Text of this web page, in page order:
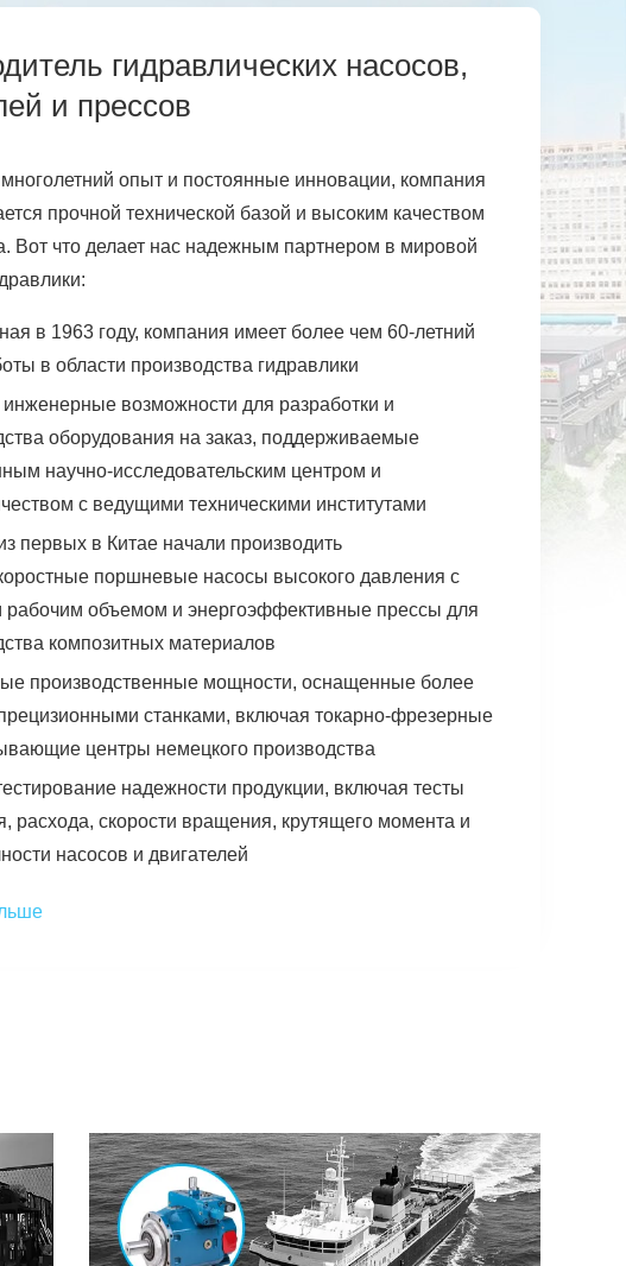
гидравлических насосов,
и прессов
опыт и постоянные инновации, компания
прочной технической базой и высоким качеством
Вот что делает нас надежным партнером в мировой
в 1963 году, компания имеет более чем 60-летний
в области производства гидравлики
возможности для разработки и
оборудования на заказ, поддерживаемые
научно-исследовательским центром и
с ведущими техническими институтами
первых в Китае начали производить
поршневые насосы высокого давления с
объемом и энергоэффективные прессы для
композитных материалов
производственные мощности, оснащенные более
станками, включая токарно-фрезерные
центры немецкого производства
надежности продукции, включая тесты
расхода, скорости вращения, крутящего момента и
насосов и двигателей